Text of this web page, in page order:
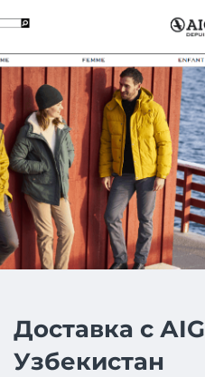
Доставка с
Узбекистан